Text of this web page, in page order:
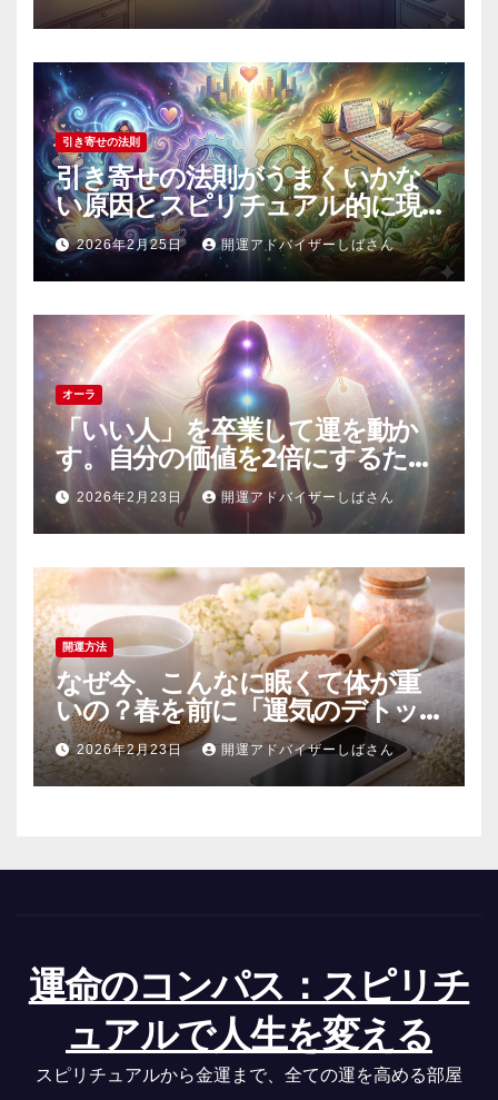
引き寄せの法則
引き寄せの法則がうまくいかな
い原因とスピリチュアル的に現
実を動かす正しい実践方法
2026年2月25日 開運アドバイザーしばさん
オーラ
「いい人」を卒業して運を動か
す。自分の価値を2倍にするため
の「エネルギーの安売り」禁止
令
2026年2月23日 開運アドバイザーしばさん
開運方法
なぜ今、こんなに眠くて体が重
いの？春を前に「運気のデトッ
クス」を成功させる3つの浄化術
2026年2月23日 開運アドバイザーしばさん
運命のコンパス：スピリチ
ュアルで人生を変える
スピリチュアルから金運まで、全ての運を高める部屋